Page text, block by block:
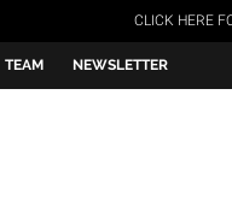
CLICK HERE
TEAM NEWSLETTER